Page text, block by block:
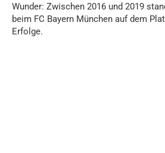
Wunder: Zwischen 2016 und 2019
beim FC Bayern München auf dem
Erfolge.